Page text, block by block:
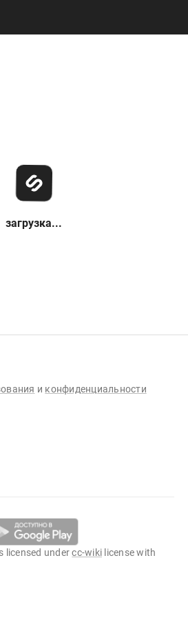
загрузка...
и конфиденциальности
licensed undercc-wiki license with